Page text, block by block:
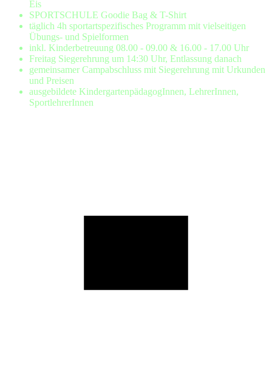
Eis
SPORTSCHULE Goodie Bag & T-Shirt
täglich 4h sportartspezifisches Programm mit vielseitigen
Übungs- und Spielformen
inkl. Kinderbetreuung 08.00 - 09.00 & 16.00 - 17.00 Uhr
Freitag Siegerehrung um 14:30 Uhr, Entlassung danach
gemeinsamer Campabschluss mit Siegerehrung mit Urkunden
und Preisen
ausgebildete KindergartenpädagogInnen, LehrerInnen,
SportlehrerInnen